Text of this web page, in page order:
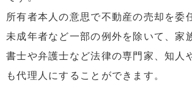
所有者本人の意思で不動産の売却を委
未成年者など一部の例外を除いて、家
書士や弁護士など法律の専門家、知人
も代理人にすることができます。